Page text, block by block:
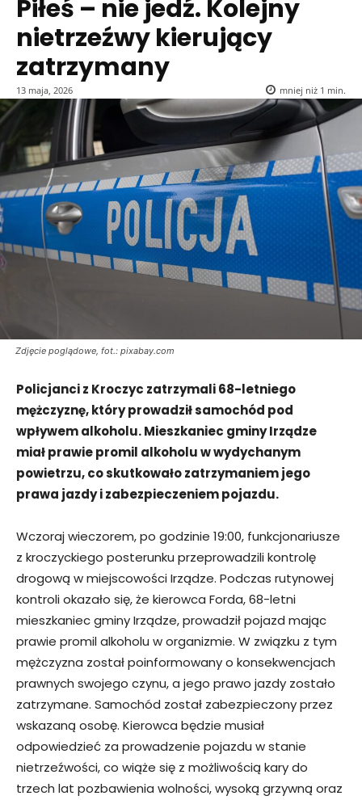
Piłeś – nie jedź. Kolejny
nietrzeźwy kierujący
zatrzymany
13 maja, 2026 mniej niż 1 min.
Zdjęcie poglądowe, fot.: pixabay.com
Policjanci z Kroczyc zatrzymali 68-letniego
mężczyznę, który prowadził samochód pod
wpływem alkoholu. Mieszkaniec gminy Irządze
miał prawie promil alkoholu w wydychanym
powietrzu, co skutkowało zatrzymaniem jego
prawa jazdy i zabezpieczeniem pojazdu.
Wczoraj wieczorem, po godzinie 19:00, funkcjonariusze
z kroczyckiego posterunku przeprowadzili kontrolę
drogową w miejscowości Irządze. Podczas rutynowej
kontroli okazało się, że kierowca Forda, 68-letni
mieszkaniec gminy Irządze, prowadził pojazd mając
prawie promil alkoholu w organizmie. W związku z tym
mężczyzna został poinformowany o konsekwencjach
prawnych swojego czynu, a jego prawo jazdy zostało
zatrzymane. Samochód został zabezpieczony przez
wskazaną osobę. Kierowca będzie musiał
odpowiedzieć za prowadzenie pojazdu w stanie
nietrzeźwości, co wiąże się z możliwością kary do
trzech lat pozbawienia wolności, wysoką grzywną oraz